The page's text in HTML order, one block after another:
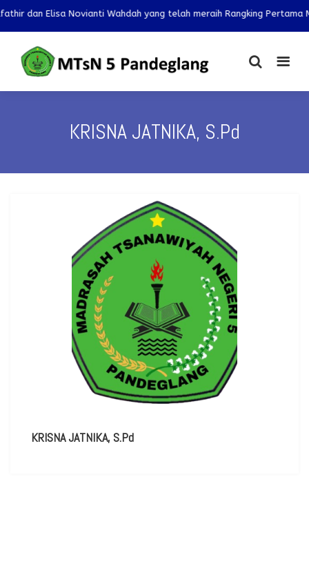
dan Elisa Novianti Wahdah yang telah meraih Rangking Pertama
KRISNA JATNIKA, S.Pd
KRISNA JATNIKA, S.Pd